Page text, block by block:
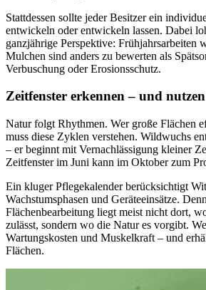
Stattdessen sollte jeder Besitzer ein
entwickeln oder entwickeln lassen. Dabei
ganzjährige Perspektive: Frühjahrsarbeiten
Mulchen sind anders zu bewerten als
Verbuschung oder Erosionsschutz.
Zeitfenster erkennen – und nutzen
Natur folgt Rhythmen. Wer große Flächen
muss diese Zyklen verstehen. Wildwuchs
– er beginnt mit Vernachlässigung kleiner
Zeitfenster im Juni kann im Oktober zum
Ein kluger Pflegekalender berücksichtigt
Wachstumsphasen und Geräteeinsätze.
Flächenbearbeitung liegt meist nicht dort,
zulässt, sondern wo die Natur es vorgibt.
Wartungskosten und Muskelkraft – und
Flächen.